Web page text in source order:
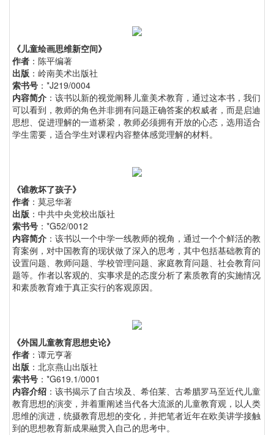
《儿童绘画思维新空间》
作者 ：陈平编著
出版 ：岭南美术出版社
索书号 ：*J219/0004
内容简介 ：该书以新的视觉阐释儿童美术教育，通过这本书，我们
可以看到，教师的角色并非拥有问题正确答案的权威者，而是启迪
思想、促进理解的一道桥梁，教师必须拥有开放的心态，选用适合
学生需要，适合学生对课程内容整体感觉理解的材料。
《谁教坏了孩子》
作者 ：莫忌华著
出版 ：中共中央党校出版社
索书号 ：*G52/0012
内容简介 ：该书以一个中学一线教师的视角，通过一个个鲜活的教
育案例，对中国教育的现状做了深入的思考，其中包括基础教育的
设置问题、教师问题、学校管理问题、家庭教育问题、社会教育问
题等。作者以客观的、实事求是的态度分析了素质教育的实施情况
和素质教育难于真正实行的客观原因。
《外国儿童教育思想史论》
作者 ：谭元亨著
出版 ：北京燕山出版社
索书号 ：*G619.1/0001
内容介绍 ：该书揭示了自古埃及、希伯莱、古希腊罗马至近代儿童
教育思想的演变，并着重阐述当代各大流派的儿童教育观，以人类
思维的演进，统摄教育思想的变化，并把笔者近年在欧美讲学接触
到的思想教育新成果融贯入自己的思考中。